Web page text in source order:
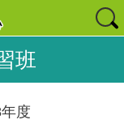
班
度